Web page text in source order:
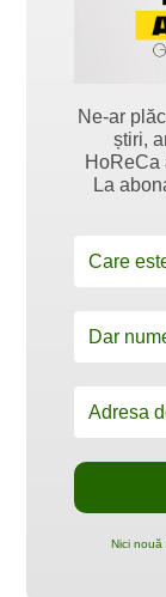
Ne-ar
știri,
HoReCa
La
Nici nouă